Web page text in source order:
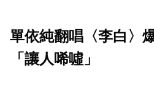
單依純翻唱〈李白〉
「讓人唏噓」